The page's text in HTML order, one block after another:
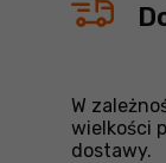
W
wielkości
dostawy.